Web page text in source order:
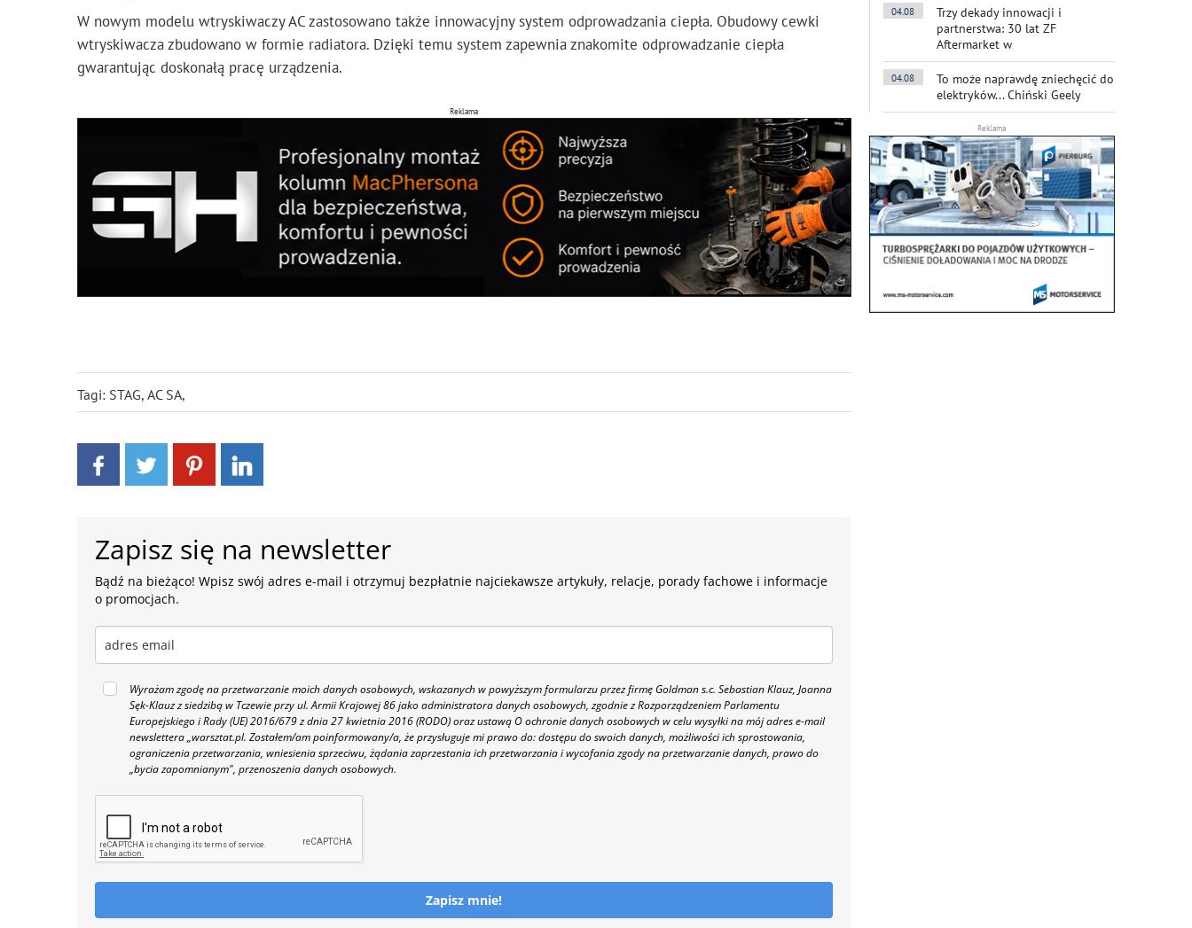
W nowym modelu wtryskiwaczy AC zastosowano także innowacyjny system odprowadzania ciepła. Obudowy cewki
wtryskiwacza zbudowano w formie radiatora. Dzięki temu system zapewnia znakomite odprowadzanie ciepła
gwarantując doskonałą pracę urządzenia.
Reklama
Tagi: STAG, AC SA,
Zapisz się na newsletter
Bądź na bieżąco! Wpisz swój adres e-mail i otrzymuj bezpłatnie najciekawsze artykuły, relacje, porady fachowe i informacje
o promocjach.
Wyrażam zgodę na przetwarzanie moich danych osobowych, wskazanych w powyższym formularzu przez firmę Goldman s.c. Sebastian Klauz, Joanna
Sęk-Klauz z siedzibą w Tczewie przy ul. Armii Krajowej 86 jako administratora danych osobowych, zgodnie z Rozporządzeniem Parlamentu
Europejskiego i Rady (UE) 2016/679 z dnia 27 kwietnia 2016 (RODO) oraz ustawą O ochronie danych osobowych w celu wysyłki na mój adres e-mail
newslettera „warsztat.pl. Zostałem/am poinformowany/a, że przysługuje mi prawo do: dostępu do swoich danych, możliwości ich sprostowania,
ograniczenia przetwarzania, wniesienia sprzeciwu, żądania zaprzestania ich przetwarzania i wycofania zgody na przetwarzanie danych, prawo do
„bycia zapomnianym", przenoszenia danych osobowych.
Zapisz mnie!
04.08
Trzy dekady innowacji i
partnerstwa: 30 lat ZF
Aftermarket w
04.08
To może naprawdę zniechęcić do
elektryków... Chiński Geely
Reklama